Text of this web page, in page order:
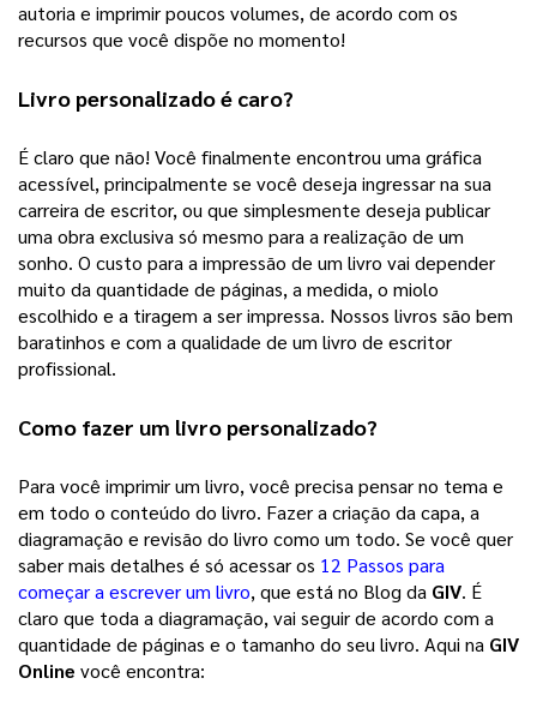
autoria e imprimir poucos volumes, de acordo com os
recursos que você dispõe no momento!
Livro personalizado é caro?
É claro que não! Você finalmente encontrou uma gráfica
acessível, principalmente se você deseja ingressar na sua
carreira de escritor, ou que simplesmente deseja publicar
uma obra exclusiva só mesmo para a realização de um
sonho. O custo para a impressão de um livro vai depender
muito da quantidade de páginas, a medida, o miolo
escolhido e a tiragem a ser impressa. Nossos livros são bem
baratinhos e com a qualidade de um livro de escritor
profissional.
Como fazer um livro personalizado?
Para você imprimir um livro, você precisa pensar no tema e
em todo o conteúdo do livro. Fazer a criação da capa, a
diagramação e revisão do livro como um todo. Se você quer
saber mais detalhes é só acessar os 12 Passos para
começar a escrever um livro, que está no Blog da GIV. É
claro que toda a diagramação, vai seguir de acordo com a
quantidade de páginas e o tamanho do seu livro. Aqui na GIV
Online você encontra: